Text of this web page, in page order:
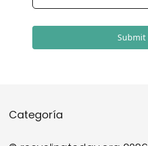
Submit
Categoría